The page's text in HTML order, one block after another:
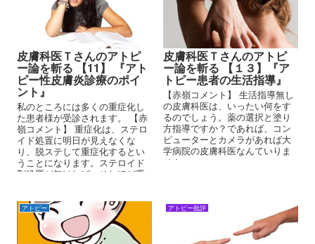
皮膚科医Ｔさんのアトピ
ー論を斬る 【11】 『アト
ピー性皮膚炎診療のポイ
ント』
私のところには多くの重症化し
た患者様が受診されます。 【赤
嶺コメント】 重症化は、ステロ
イド処置に明日が見えなくな
り、脱ステして重症化するとい
うことになります。ステロイド
剤処置が無ければ、それほど重
皮膚科医Ｔさんのアトピ
ー論を斬る 【１３】『ア
トピー患者の生活指導』
【赤嶺コメント】 生活指導無し
の皮膚科医は、いったい何をす
るのでしょう。薬の選択と塗り
方指導ですか？であれば、コン
ピューターとカメラがあれば大
学病院の皮膚科医なんていりま
せん。
アトピー アトピー批評